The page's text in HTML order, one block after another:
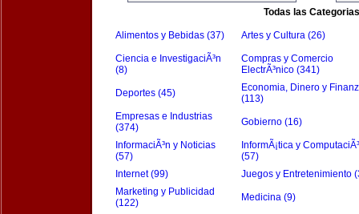
Todas las Categorias
Alimentos y Bebidas (37) Artes y Cultura (26)
Ciencia e InvestigaciÃ³n
(8)
Compras y Comercio
ElectrÃ³nico (341)
Deportes (45)
Economia, Dinero y
(113)
Empresas e Industrias
(374)
Gobierno (16)
InformaciÃ³n y Noticias
(57)
InformÃ¡tica y
(57)
Internet (99)
Juegos y Entretenimiento
Marketing y Publicidad
(122)
Medicina (9)